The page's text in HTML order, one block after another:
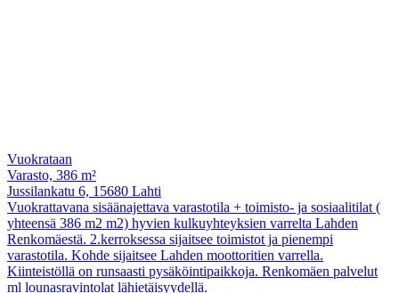
Vuokrataan
Varasto, 386 m²
Jussilankatu 6, 15680 Lahti
Vuokrattavana sisäänajettava varastotila + toimisto- ja sosiaalitilat (
yhteensä 386 m2 m2) hyvien kulkuyhteyksien varrelta Lahden
Renkomäestä. 2.kerroksessa sijaitsee toimistot ja pienempi
varastotila. Kohde sijaitsee Lahden moottoritien varrella.
Kiinteistöllä on runsaasti pysäköintipaikkoja. Renkomäen palvelut
ml lounasravintolat lähietäisyydellä.